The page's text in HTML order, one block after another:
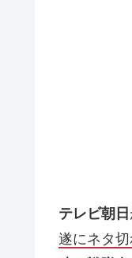
テレビ朝日
遂にネタ